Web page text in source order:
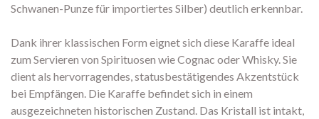
Schwanen-Punze für importiertes Silber) deutlich erkennbar.
Dank ihrer klassischen Form eignet sich diese Karaffe ideal
zum Servieren von Spirituosen wie Cognac oder Whisky. Sie
dient als hervorragendes, statusbestätigendes Akzentstück
bei Empfängen. Die Karaffe befindet sich in einem
ausgezeichneten historischen Zustand. Das Kristall ist intakt,